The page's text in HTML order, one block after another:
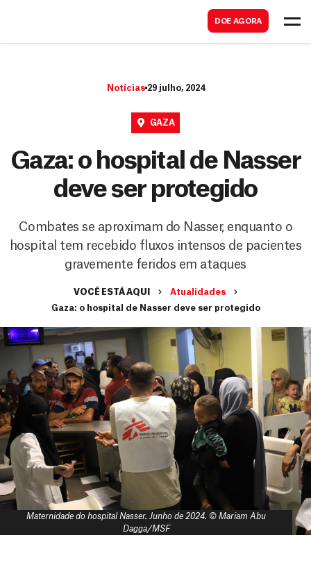
DOE AGORA
r
Notícias 29 julho, 2024
GAZA
Gaza: o hospital de Nasser
deve ser protegido
Combates se aproximam do Nasser, enquanto o
hospital tem recebido fluxos intensos de pacientes
gravemente feridos em ataques
VOCÊ ESTÁ AQUI
Atualidades
Gaza: o hospital de Nasser deve ser protegido
Maternidade do hospital Nasser. Junho de 2024. © Mariam Abu
Dagga/MSF
a
r